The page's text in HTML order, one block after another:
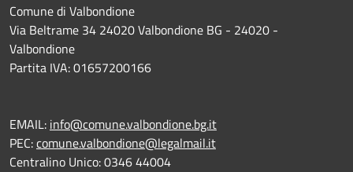
Comune di Valbondione
Via Beltrame 34 24020 Valbondione BG - 24020 -
Valbondione
Partita IVA: 01657200166
EMAIL: info@comune.valbondione.bg.it
PEC:comune.valbondione@legalmail.it
Centralino Unico: 0346 44004